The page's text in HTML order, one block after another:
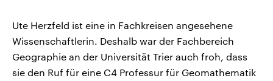
Ute Herzfeld ist eine in Fachkreisen angesehene
Wissenschaftlerin. Deshalb war der Fachbereich
Geographie an der Universität Trier auch froh, dass
sie den Ruf für eine C4 Professur für Geomathematik